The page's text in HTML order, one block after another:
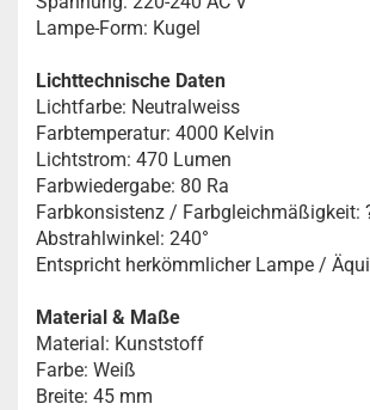
Lampe-Form: Kugel
Lichttechnische Daten
Lichtfarbe: Neutralweiss
Farbtemperatur: 4000 Kelvin
Lichtstrom: 470 Lumen
Farbwiedergabe: 80 Ra
Farbkonsistenz / Farbgleichmäßigkeit:
Abstrahlwinkel: 240°
Entspricht herkömmlicher Lampe /
Material & Maße
Material: Kunststoff
Farbe: Weiß
Breite: 45 mm